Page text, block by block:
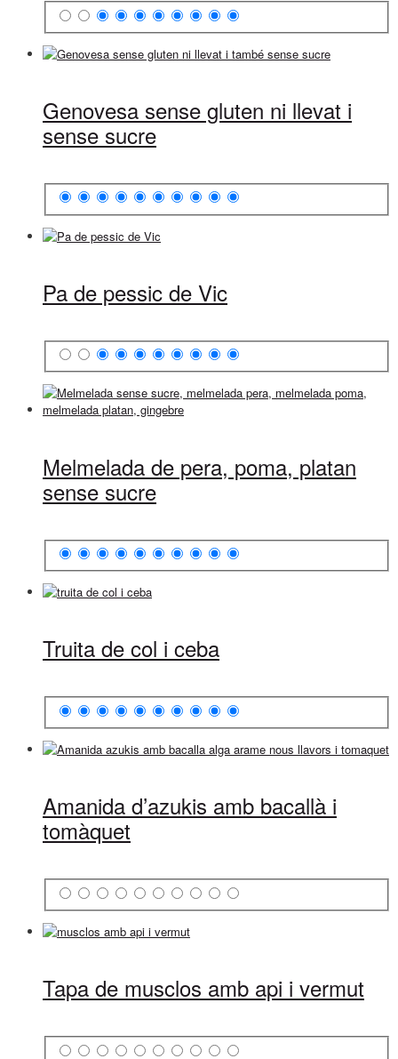
Genovesa sense gluten ni llevat i
sense sucre
Pa de pessic de Vic
Melmelada de pera, poma, platan
sense sucre
Truita de col i ceba
Amanida d’azukis amb bacallà i
tomàquet
Tapa de musclos amb api i vermut